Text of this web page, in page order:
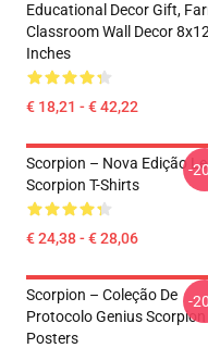
Educational Decor Gift,
Classroom Wall Decor 8x12
Inches
€ 18,21 - € 42,22
Scorpion – Nova Edição
Scorpion T-Shirts
€ 24,38 - € 28,06
-
Scorpion – Coleção De
Protocolo Genius Scorpion
Posters
-